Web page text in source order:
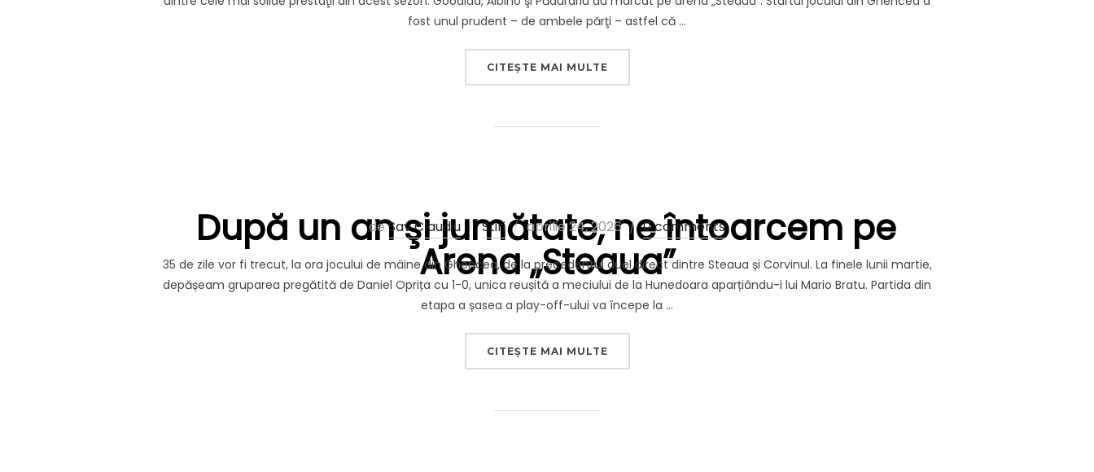
fost unul prudent – de ambele părţi – astfel că …
CITEȘTE MAI MULTE„DEMONSTRAŢIE DE FORŢĂ: NE IMPUNEM (ŞI) ÎN GHENCEA ŞI MAI FACEM UN PAS
După un an şi jumătate, ne întoarcem pe
Arena „Steaua”
deSav Claudiu Stiri
Publicat
aprilie 24, 2026 0 comments
35 de zile vor fi trecut, la ora jocului de mâine din Ghencea, de la precedentul duel direct dintre Steaua și Corvinul. La finele lunii martie,
depășeam gruparea pregătită de Daniel Oprița cu 1-0, unica reușită a meciului de la Hunedoara aparțiându-i lui Mario Bratu. Partida din
etapa a șasea a play-off-ului va începe la …
CITEȘTE MAI MULTE„DUPĂ UN AN ŞI JUMĂTATE, NE ÎNTOARCEM PE ARENA „STEAUA””